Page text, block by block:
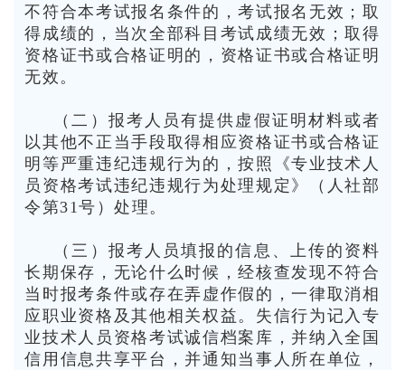
不符合本考试报名条件的，考试报名无效；取
得成绩的，当次全部科目考试成绩无效；取得
资格证书或合格证明的，资格证书或合格证明
无效。
（二）报考人员有提供虚假证明材料或者
以其他不正当手段取得相应资格证书或合格证
明等严重违纪违规行为的，按照《专业技术人
员资格考试违纪违规行为处理规定》（人社部
令第31号）处理。
（三）报考人员填报的信息、上传的资料
长期保存，无论什么时候，经核查发现不符合
当时报考条件或存在弄虚作假的，一律取消相
应职业资格及其他相关权益。失信行为记入专
业技术人员资格考试诚信档案库，并纳入全国
信用信息共享平台，并通知当事人所在单位，